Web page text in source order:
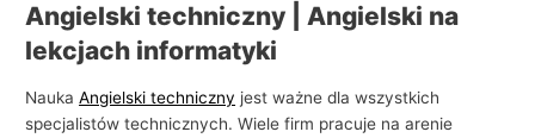
Angielski techniczny | Angielski na
lekcjach informatyki
NaukaAngielski techniczny jest ważne dla wszystkich
specjalistów technicznych. Wiele firm pracuje na arenie
a
a
n
g